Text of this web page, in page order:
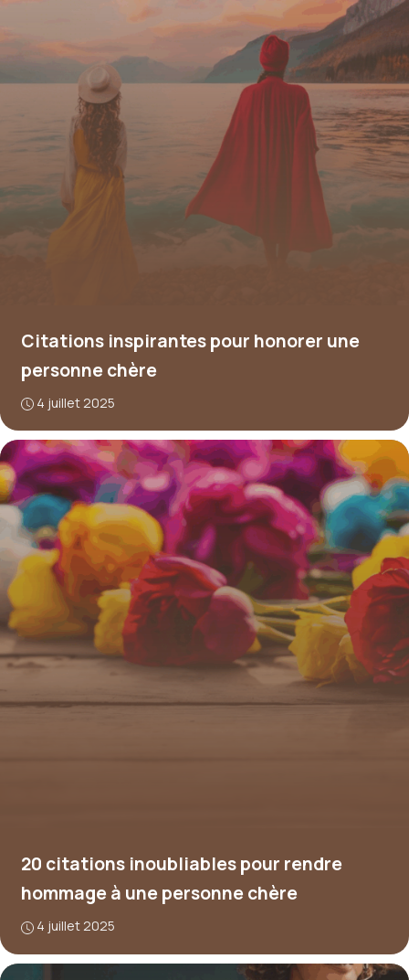
Citations inspirantes pour honorer une
personne chère
4 juillet 2025
20 citations inoubliables pour rendre
hommage à une personne chère
4 juillet 2025